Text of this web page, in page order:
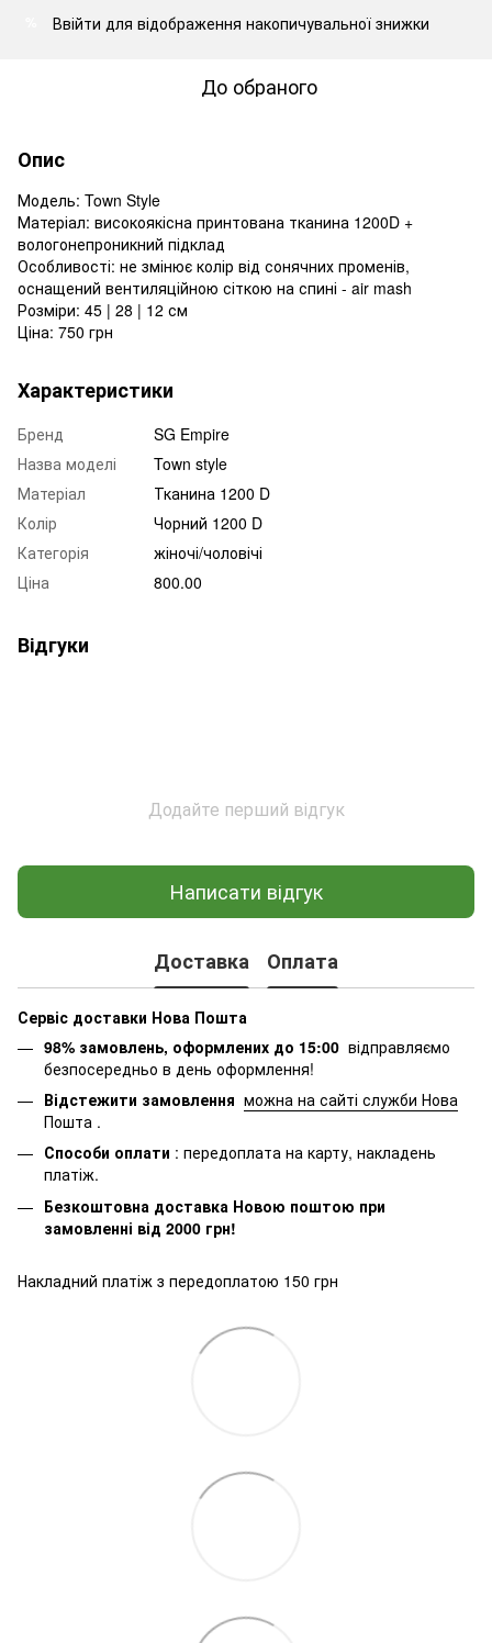
Ввійти для відображення накопичувальної знижки
До обраного
Опис
Модель: Town Style
Матеріал: високоякісна принтована тканина 1200D +
вологонепроникний підклад
Особливості: не змінює колір від сонячних променів,
оснащений вентиляційною сіткою на спині - air mash
Розміри: 45 | 28 | 12 см
Ціна: 750 грн
Характеристики
Бренд
SG Empire
Назва моделі
Town style
Матеріал
Тканина 1200 D
Колір
Чорний 1200 D
Категорія
жіночі/чоловічі
Ціна
800.00
Відгуки
Додайте перший відгук
Написати відгук
Доставка Оплата
Сервіс доставки Нова Пошта
98% замовлень, оформлених до 15:00 відправляємо
безпосередньо в день оформлення!
Відстежити замовлення можна на сайті служби Нова
Пошта .
Способи оплати : передоплата на карту, накладень
платіж.
Безкоштовна доставка Новою поштою при
замовленні від 2000 грн!
Накладний платіж з передоплатою 150 грн